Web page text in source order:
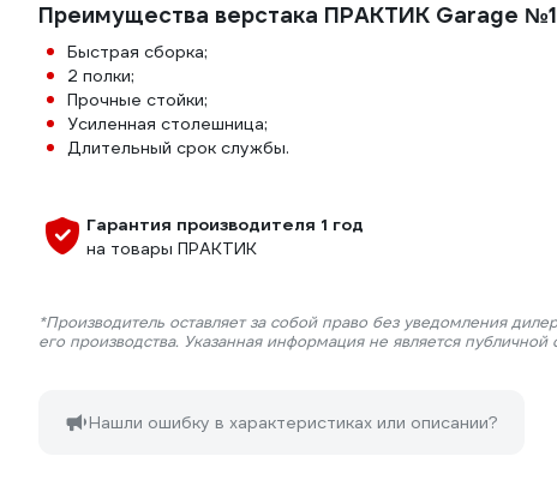
Преимущества верстака ПРАКТИК Garage
Быстрая сборка;
2 полки;
Прочные стойки;
Усиленная столешница;
Длительный срок службы.
Гарантия производителя 1 год
на товары ПРАКТИК
*Производитель оставляет за собой право без уведомления
его производства. Указанная информация не является публичной
Нашли ошибку в характеристиках или описании?